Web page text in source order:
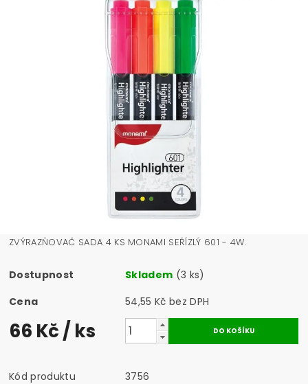
ZVÝRAZŇOVAČ SADA 4 KS MONAMI SEŘÍZLÝ 601 - 4W.
Dostupnost Skladem (3 ks)
Cena
54,55 Kč bez DPH
66 Kč/ ks
Kód produktu
3756